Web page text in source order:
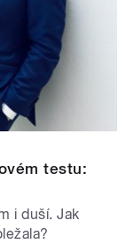
testu:
i duší. Jak